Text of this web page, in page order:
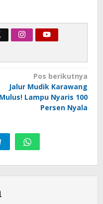
Pos berikutnya
Jalur Mudik Karawang
Mulus! Lampu Nyaris 100
Persen Nyala